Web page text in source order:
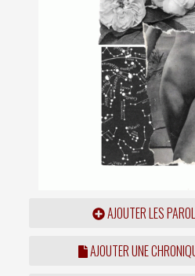
AJOUTER LES
AJOUTER UNE